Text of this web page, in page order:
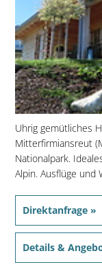
Uhrig gemütliches
Mitterfirmiansreut
Nationalpark.
Alpin. Ausflüge und
Direktanfrage »
Details &